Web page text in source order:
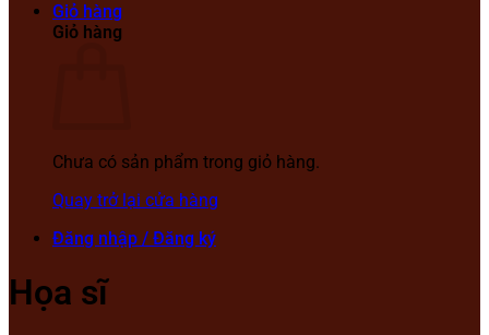
Giỏ hàng
Giỏ hàng
Chưa có sản phẩm trong giỏ hàng.
Quay trở lại cửa hàng
Đăng nhập / Đăng ký
Họa sĩ